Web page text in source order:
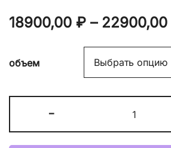
18900,00 ₽ – 22900,00
объем
-
товара
Byredo